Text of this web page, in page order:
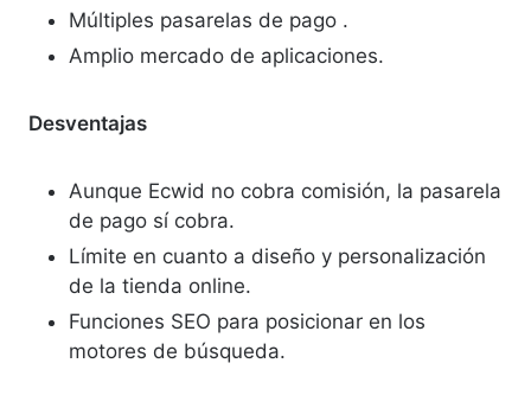
Múltiples pasarelas de pago .
Amplio mercado de aplicaciones.
Desventajas
Aunque Ecwid no cobra comisión, la pasarela
de pago sí cobra.
Límite en cuanto a diseño y personalización
de la tienda online.
Funciones SEO para posicionar en los
motores de búsqueda.